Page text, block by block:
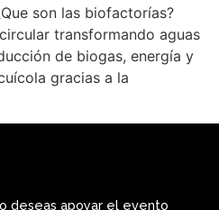
son las biofactorías?
transformando aguas
de biogas, energía y
gracias a la
deseas apoyar el evento